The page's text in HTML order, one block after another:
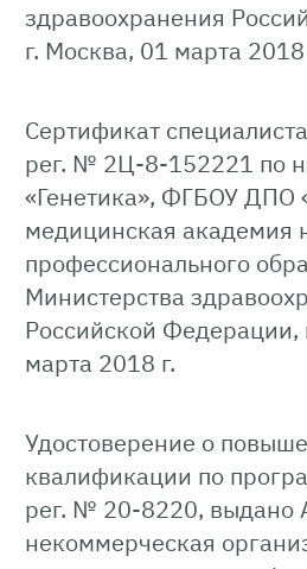
здравоохранения
г. Москва, 01 марта 2018
Сертификат
рег. № 2Ц-8-152221 по
«Генетика», ФГБОУ ДПО
медицинская академия
профессионального
Министерства
Российской Федерации,
марта 2018 г.
Удостоверение о
квалификации по
рег. № 20-8220, выдано
некоммерческая